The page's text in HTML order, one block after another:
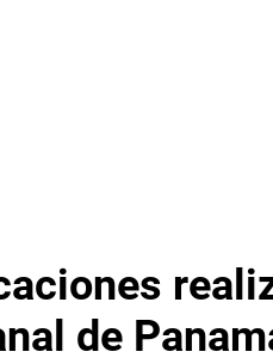
de